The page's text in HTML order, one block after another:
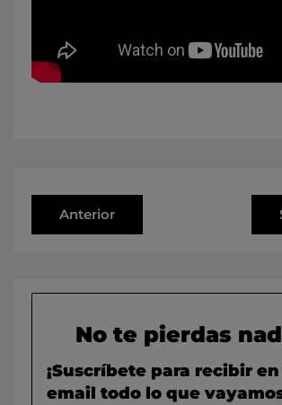
Anterior
No te pierdas
¡Suscríbete para recibir
email todo lo que